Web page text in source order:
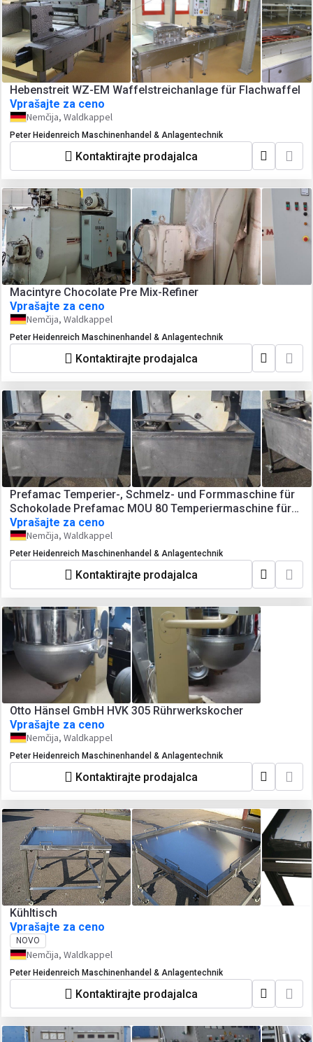
Hebenstreit WZ-EM Waffelstreichanlage für Flachwaffel
Vprašajte za ceno
Nemčija, Waldkappel
Peter Heidenreich Maschinenhandel & Anlagentechnik
Kontaktirajte prodajalca
Macintyre Chocolate Pre Mix-Refiner
Vprašajte za ceno
Nemčija, Waldkappel
Peter Heidenreich Maschinenhandel & Anlagentechnik
Kontaktirajte prodajalca
Prefamac Temperier-, Schmelz- und Formmaschine für
Schokolade Prefamac MOU 80 Temperiermaschine für
Schokolade
Vprašajte za ceno
Nemčija, Waldkappel
Peter Heidenreich Maschinenhandel & Anlagentechnik
Kontaktirajte prodajalca
Otto Hänsel GmbH HVK 305 Rührwerkskocher
Vprašajte za ceno
Nemčija, Waldkappel
Peter Heidenreich Maschinenhandel & Anlagentechnik
Kontaktirajte prodajalca
Kühltisch
Vprašajte za ceno
NOVO
Nemčija, Waldkappel
Peter Heidenreich Maschinenhandel & Anlagentechnik
Kontaktirajte prodajalca